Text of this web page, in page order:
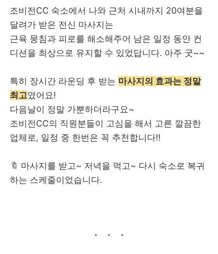
조비전CC 숙소에서 나와 근처 시내까지 20여분을
달려가 받은 전신 마사지는
근육 뭉침과 피로를 해소해주어 남은 일정 동안 컨
디션을 최상으로 유지할 수 있었답니다. 아주 굿~~
특히 장시간 라운딩 후 받는 마사지의 효과는 정말
최고였어요!
다음날이 정말 가뿐하더라구요~
조비전CC의 직원분들이 고심을 해서 고른 깔끔한
업체로, 일정 중 한번은 꼭 추천합니다!!
🔖 마사지를 받고~ 저녁을 먹고~ 다시 숙소로 복귀
하는 스케줄이었습니다.